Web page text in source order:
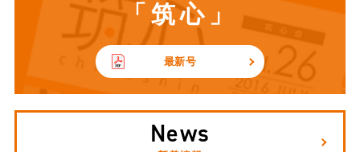
「筑心」
最新号
News